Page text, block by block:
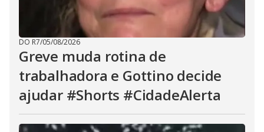
DO R7/05/08/2026
Greve muda rotina de
trabalhadora e Gottino decide
ajudar #Shorts #CidadeAlerta